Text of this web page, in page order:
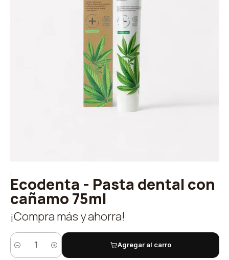
Ecodenta - Pasta dental con
cañamo 75ml
¡Compra más y ahorra!
Quantity
Agregar al carro